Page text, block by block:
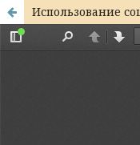
Использование